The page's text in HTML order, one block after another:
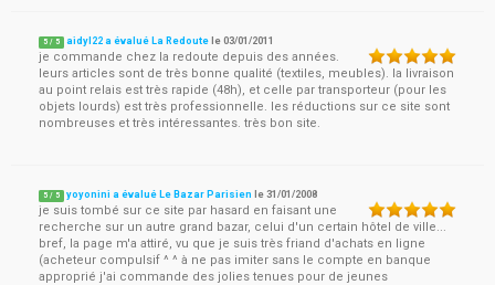
5 / 5 aidyl22 a évalué La Redoute le03/01/2011
je commande chez la redoute depuis des années.
leurs articles sont de très bonne qualité (textiles, meubles). la livraison
au point relais est très rapide (48h), et celle par transporteur (pour les
objets lourds) est très professionnelle. les réductions sur ce site sont
nombreuses et très intéressantes. très bon site.
5 / 5 yoyonini a évalué Le Bazar Parisien le31/01/2008
je suis tombé sur ce site par hasard en faisant une
recherche sur un autre grand bazar, celui d'un certain hôtel de ville...
bref, la page m'a attiré, vu que je suis très friand d'achats en ligne
(acheteur compulsif ^ ^ à ne pas imiter sans le compte en banque
approprié j'ai commande des jolies tenues pour de jeunes